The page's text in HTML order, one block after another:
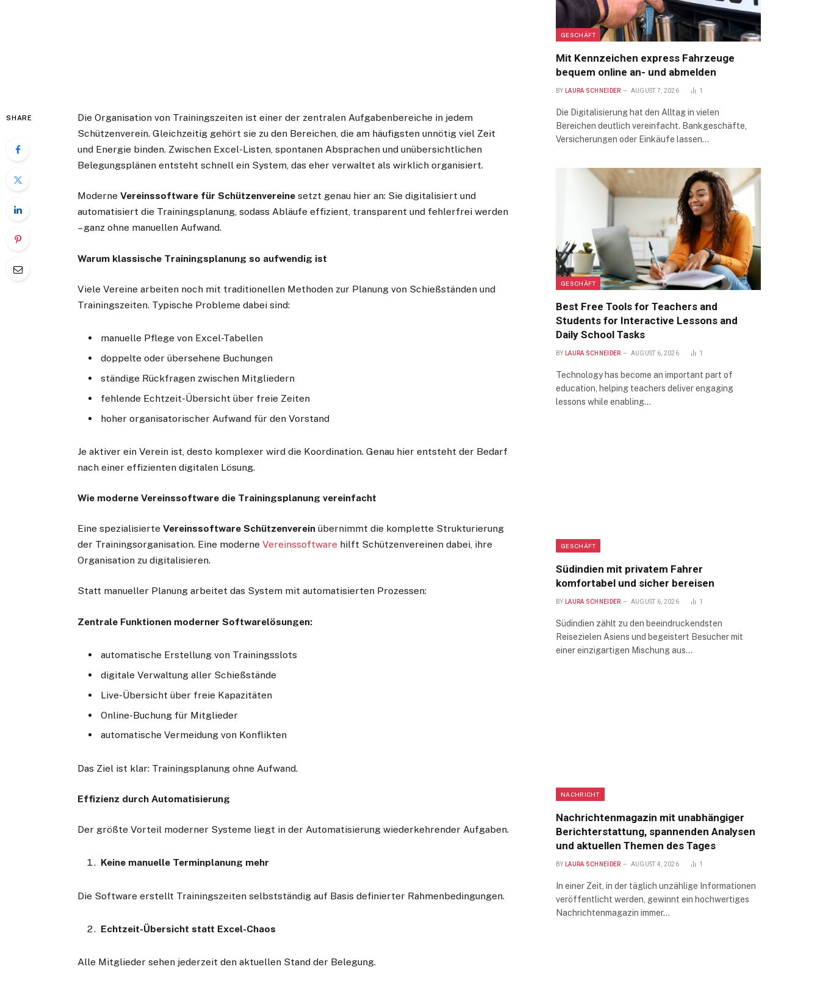
SHARE
Die Organisation von Trainingszeiten ist einer der zentralen Aufgabenbereiche in jedem
Schützenverein. Gleichzeitig gehört sie zu den Bereichen, die am häufigsten unnötig viel Zeit
und Energie binden. Zwischen Excel-Listen, spontanen Absprachen und unübersichtlichen
Belegungsplänen entsteht schnell ein System, das eher verwaltet als wirklich organisiert.
ModerneVereinssoftware für Schützenvereine setzt genau hier an: Sie digitalisiert und
automatisiert die Trainingsplanung, sodass Abläufe effizient, transparent und fehlerfrei werden
– ganz ohne manuellen Aufwand.
Warum klassische Trainingsplanung so aufwendig ist
Viele Vereine arbeiten noch mit traditionellen Methoden zur Planung von Schießständen und
Trainingszeiten. Typische Probleme dabei sind:
manuelle Pflege von Excel-Tabellen
doppelte oder übersehene Buchungen
ständige Rückfragen zwischen Mitgliedern
fehlende Echtzeit-Übersicht über freie Zeiten
hoher organisatorischer Aufwand für den Vorstand
Je aktiver ein Verein ist, desto komplexer wird die Koordination. Genau hier entsteht der Bedarf
nach einer effizienten digitalen Lösung.
Wie moderne Vereinssoftware die Trainingsplanung vereinfacht
Eine spezialisierteVereinssoftware Schützenverein übernimmt die komplette Strukturierung
der Trainingsorganisation. Eine moderneVereinssoftware hilft Schützenvereinen dabei, ihre
Organisation zu digitalisieren.
Statt manueller Planung arbeitet das System mit automatisierten Prozessen:
Zentrale Funktionen moderner Softwarelösungen:
automatische Erstellung von Trainingsslots
digitale Verwaltung aller Schießstände
Live-Übersicht über freie Kapazitäten
Online-Buchung für Mitglieder
automatische Vermeidung von Konflikten
Das Ziel ist klar: Trainingsplanung ohne Aufwand.
Effizienz durch Automatisierung
Der größte Vorteil moderner Systeme liegt in der Automatisierung wiederkehrender Aufgaben.
Keine manuelle Terminplanung mehr
Die Software erstellt Trainingszeiten selbstständig auf Basis definierter Rahmenbedingungen.
Echtzeit-Übersicht statt Excel-Chaos
Alle Mitglieder sehen jederzeit den aktuellen Stand der Belegung.
GESCHÄFT
Mit Kennzeichen express Fahrzeuge
bequem online an- und abmelden
BY LAURA SCHNEIDER AUGUST 7, 2026 1
Die Digitalisierung hat den Alltag in vielen
Bereichen deutlich vereinfacht. Bankgeschäfte,
Versicherungen oder Einkäufe lassen…
GESCHÄFT
Best Free Tools for Teachers and
Students for Interactive Lessons and
Daily School Tasks
BY LAURA SCHNEIDER AUGUST 6, 2026 1
Technology has become an important part of
education, helping teachers deliver engaging
lessons while enabling…
GESCHÄFT
Südindien mit privatem Fahrer
komfortabel und sicher bereisen
BY LAURA SCHNEIDER AUGUST 6, 2026 1
Südindien zählt zu den beeindruckendsten
Reisezielen Asiens und begeistert Besucher mit
einer einzigartigen Mischung aus…
NACHRICHT
Nachrichtenmagazin mit unabhängiger
Berichterstattung, spannenden Analysen
und aktuellen Themen des Tages
BY LAURA SCHNEIDER AUGUST 4, 2026 1
In einer Zeit, in der täglich unzählige Informationen
veröffentlicht werden, gewinnt ein hochwertiges
Nachrichtenmagazin immer…